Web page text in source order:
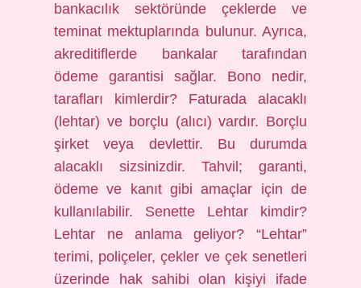
bankacılık sektöründe çeklerde ve
teminat mektuplarında bulunur. Ayrıca,
akreditiflerde bankalar tarafından
ödeme garantisi sağlar. Bono nedir,
tarafları kimlerdir? Faturada alacaklı
(lehtar) ve borçlu (alıcı) vardır. Borçlu
şirket veya devlettir. Bu durumda
alacaklı sizsinizdir. Tahvil; garanti,
ödeme ve kanıt gibi amaçlar için de
kullanılabilir. Senette Lehtar kimdir?
Lehtar ne anlama geliyor? “Lehtar”
terimi, poliçeler, çekler ve çek senetleri
üzerinde hak sahibi olan kişiyi ifade